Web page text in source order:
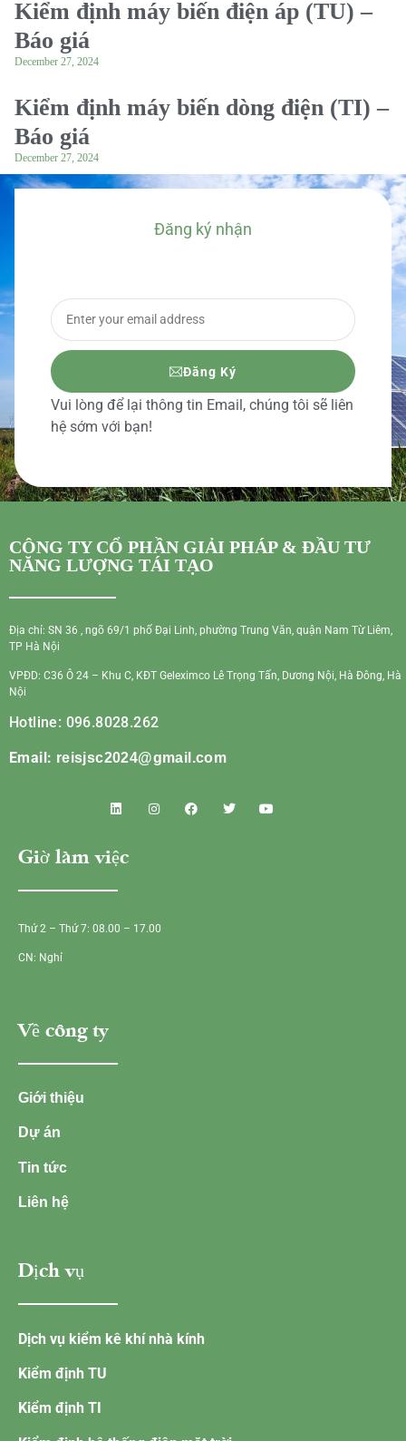
Kiểm định máy biến điện áp (TU) –
Báo giá
December 27, 2024
Kiểm định máy biến dòng điện (TI) –
Báo giá
December 27, 2024
Đăng ký nhận
Đăng Ký
Vui lòng để lại thông tin Email, chúng tôi sẽ liên
hệ sớm với bạn!
CÔNG TY CỔ PHẦN GIẢI PHÁP & ĐẦU TƯ
NĂNG LƯỢNG TÁI TẠO
Địa chỉ: SN 36 , ngõ 69/1 phố Đại Linh, phường Trung Văn, quận Nam Từ Liêm,
TP Hà Nội
VPĐD: C36 Ô 24 – Khu C, KĐT Geleximco Lê Trọng Tấn, Dương Nội, Hà Đông, Hà
Nội
Hotline: 096.8028.262
Email: reisjsc2024@gmail.com
Giờ làm việc
Thứ 2 – Thứ 7: 08.00 – 17.00
CN: Nghỉ
Về công ty
Giới thiệu
Dự án
Tin tức
Liên hệ
Dịch vụ
Dịch vụ kiểm kê khí nhà kính
Kiểm định TU
Kiểm định TI